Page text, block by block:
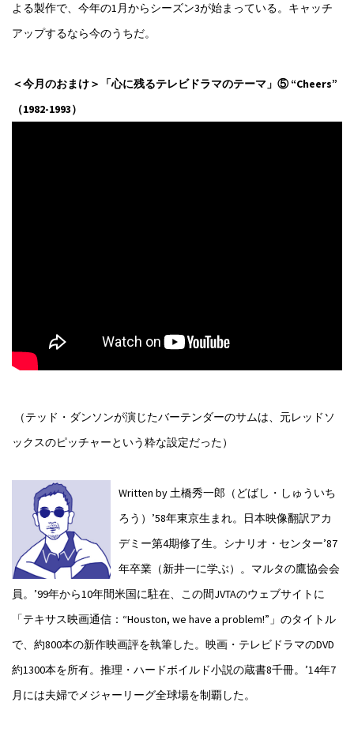
よる製作で、今年の1月からシーズン3が始まっている。キャッチ
アップするなら今のうちだ。
＜今月のおまけ＞「心に残るテレビドラマのテーマ」⑤ “Cheers”
（1982-1993）
（テッド・ダンソンが演じたバーテンダーのサムは、元レッドソ
ックスのピッチャーという粋な設定だった）
Written by 土橋秀一郎（どばし・しゅういち
ろう） ’58年東京生まれ。日本映像翻訳アカ
デミー第4期修了生。シナリオ・センター’87
年卒業（新井一に学ぶ）。マルタの鷹協会会
員。’99年から10年間米国に駐在、この間JVTAのウェブサイトに
「テキサス映画通信：“Houston, we have a problem!”」のタイトル
で、約800本の新作映画評を執筆した。映画・テレビドラマのDVD
約1300本を所有。推理・ハードボイルド小説の蔵書8千冊。’14年7
月には夫婦でメジャーリーグ全球場を制覇した。